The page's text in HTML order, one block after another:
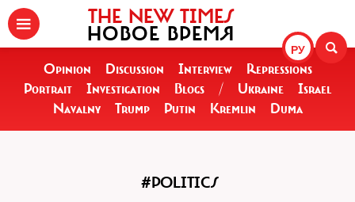
РУ
THE NEW TIMES
НОВОЕ ВРЕМЯ
Opinion Discussion Interview
Repressions
Portrait
Investigation Blogs / Ukraine
Israel
Navalny
Trump Putin Kremlin Duma
#POLITICS